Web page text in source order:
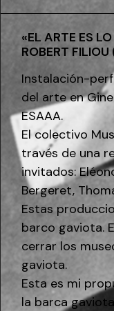
«EL ARTE ES
ROBERT
Instalación-
del arte en
ESAAA.
El colectivo
través de una
invitados:
Bergeret,
Estas
barco gaviota.
cerrar los
gaviota.
Esta es mi
la barca